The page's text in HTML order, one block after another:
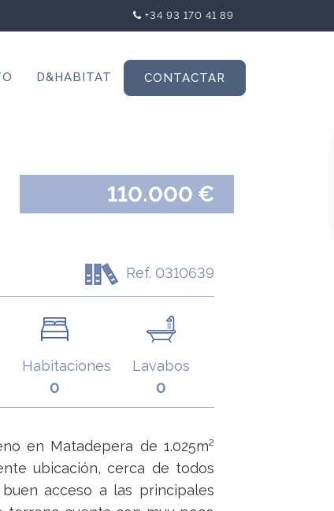
+34 93 170 41 89
D&HABITAT CONTACTAR
110.000 €
Ref. 0310639
Habitaciones
0
Lavabos
0
en Matadepera de 1.025m²
ubicación, cerca de todos
acceso a las principales